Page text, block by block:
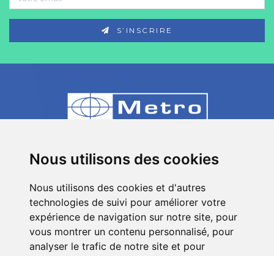
Nous utilisons des cookies
Nous utilisons des cookies et d'autres
technologies de suivi pour améliorer votre
expérience de navigation sur notre site, pour
vous montrer un contenu personnalisé, pour
analyser le trafic de notre site et pour
S’INSCRIRE
80 Impasse des Chapotines - ZAE Chez
+33 (0)4 50 39 08 49
info[a]metro-fr.com
SuivezMetro
sur les réseaux sociaux